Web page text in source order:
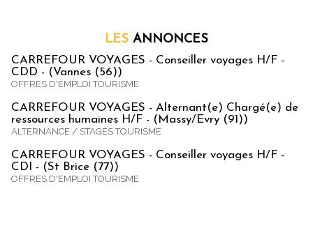
LES ANNONCES
CARREFOUR VOYAGES - Conseiller voyages H/F -
CDD - (Vannes (56))
OFFRES D'EMPLOI TOURISME
CARREFOUR VOYAGES - Alternant(e) Chargé(e) de
ressources humaines H/F - (Massy/Evry (91))
ALTERNANCE / STAGES TOURISME
CARREFOUR VOYAGES - Conseiller voyages H/F -
CDI - (St Brice (77))
OFFRES D'EMPLOI TOURISME